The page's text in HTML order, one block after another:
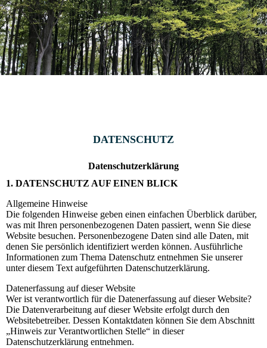
DATENSCHUTZ
Datenschutz­erklärung
1. DATENSCHUTZ AUF EINEN BLICK
Allgemeine Hinweise
Die folgenden Hinweise geben einen einfachen Überblick darüber,
was mit Ihren personenbezogenen Daten passiert, wenn Sie diese
Website besuchen. Personenbezogene Daten sind alle Daten, mit
denen Sie persönlich identifiziert werden können. Ausführliche
Informationen zum Thema Datenschutz entnehmen Sie unserer
unter diesem Text aufgeführten Datenschutzerklärung.
Datenerfassung auf dieser Website
Wer ist verantwortlich für die Datenerfassung auf dieser Website?
Die Datenverarbeitung auf dieser Website erfolgt durch den
Websitebetreiber. Dessen Kontaktdaten können Sie dem Abschnitt
„Hinweis zur Verantwortlichen Stelle“ in dieser
Datenschutzerklärung entnehmen.